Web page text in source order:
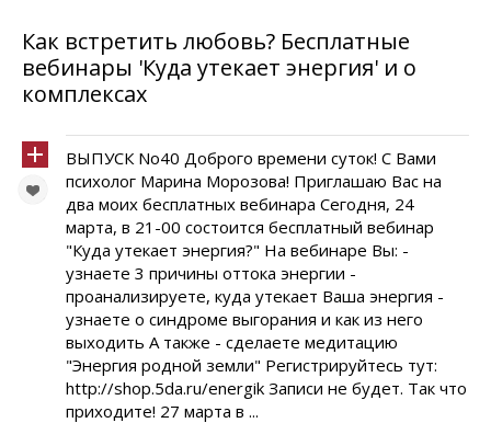
Как встретить любовь? Бесплатные
вебинары 'Куда утекает энергия' и о
комплексах
ВЫПУСК No40 Доброго времени суток! С Вами
психолог Марина Морозова! Приглашаю Вас на
два моих бесплатных вебинара Сегодня, 24
марта, в 21-00 состоится бесплатный вебинар
"Куда утекает энергия?" На вебинаре Вы: -
узнаете 3 причины оттока энергии -
проанализируете, куда утекает Ваша энергия -
узнаете о синдроме выгорания и как из него
выходить А также - сделаете медитацию
"Энергия родной земли" Регистрируйтесь тут:
http://shop.5da.ru/energik Записи не будет. Так что
приходите! 27 марта в ...